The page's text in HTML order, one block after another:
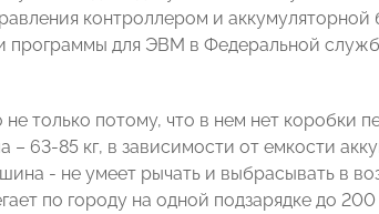
контроллером и аккумуляторной
программы для ЭВМ в Федеральной
только потому, что в нем нет коробки
– 63-85 кг, в зависимости от емкости
- не умеет рычать и выбрасывать в
по городу на одной подзарядке до 200